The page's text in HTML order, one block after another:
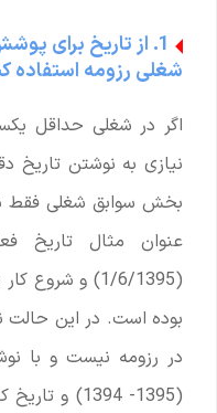
1. از تاریخ برای
شغلی رزومه استفاده
اگر در شغلی حداقل
نیازی به نوشتن تاریخ
بخش سوابق شغلی فقط
بوده است. در این حالت
در رزومه نیست و با
(1395- 1394)